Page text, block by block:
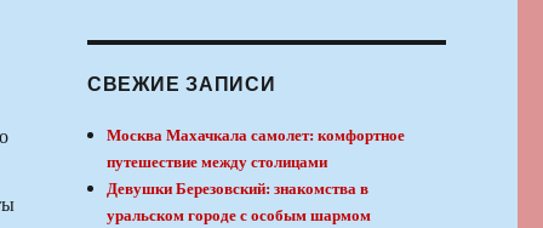
СВЕЖИЕ ЗАПИСИ
Москва Махачкала самолет: комфортное
путешествие между столицами
Девушки Березовский: знакомства в
уральском городе с особым шармом